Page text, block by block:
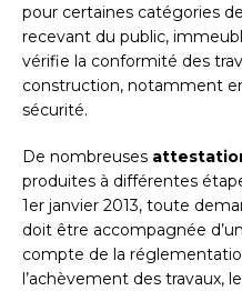
pour certaines catégories
recevant du public,
vérifie la conformité des
construction, notamment
sécurité.
De nombreuses
produites à différentes
1er janvier 2013, toute
doit être accompagnée
compte de la
l’achèvement des travaux,